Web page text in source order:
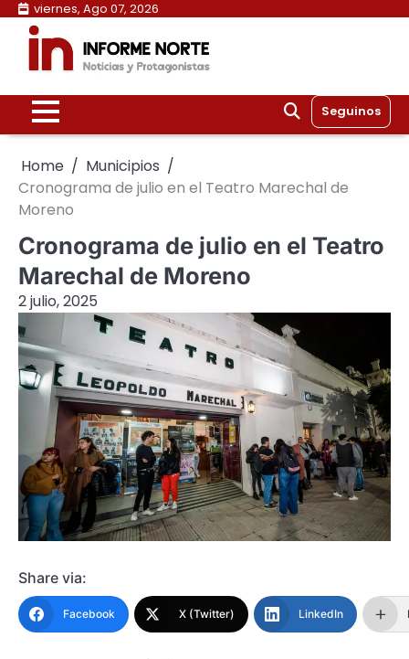
Skip
content
viernes, Ago 07, 2026
Seguinos
Home
Municipios
Cronograma de julio en el Teatro Marechal de
Moreno
Cronograma de julio en el Teatro
Marechal de Moreno
2 julio, 2025
Share via:
Facebook X (Twitter) LinkedIn